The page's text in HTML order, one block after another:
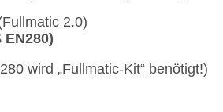
2.0)
wird „Fullmatic-Kit“ benötigt!)